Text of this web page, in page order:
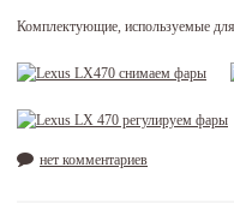
Комплектующие, используемые
нет комментариев